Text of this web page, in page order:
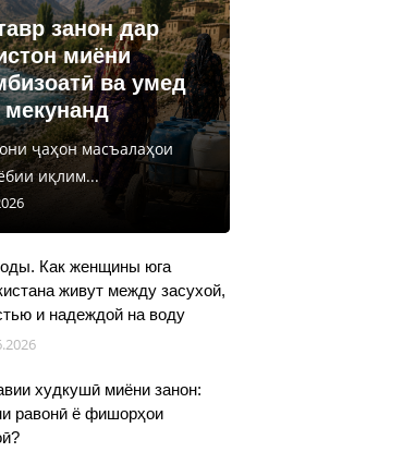
занон дар
миёни
ва умед
мекунанд
ҷаҳон масъалаҳои
иқлим...
Как женщины юга
живут между засухой,
и надеждой на воду
худкушӣ миёни занон:
равонӣ ё фишорҳои